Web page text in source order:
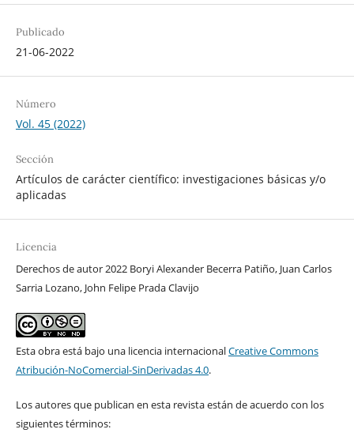
Publicado
21-06-2022
Número
Vol. 45 (2022)
Sección
Artículos de carácter científico: investigaciones básicas y/o
aplicadas
Licencia
Derechos de autor 2022 Boryi Alexander Becerra Patiño, Juan Carlos
Sarria Lozano, John Felipe Prada Clavijo
Esta obra está bajo una licencia internacionalCreative Commons
Atribución-NoComercial-SinDerivadas 4.0.
Los autores que publican en esta revista están de acuerdo con los
siguientes términos: